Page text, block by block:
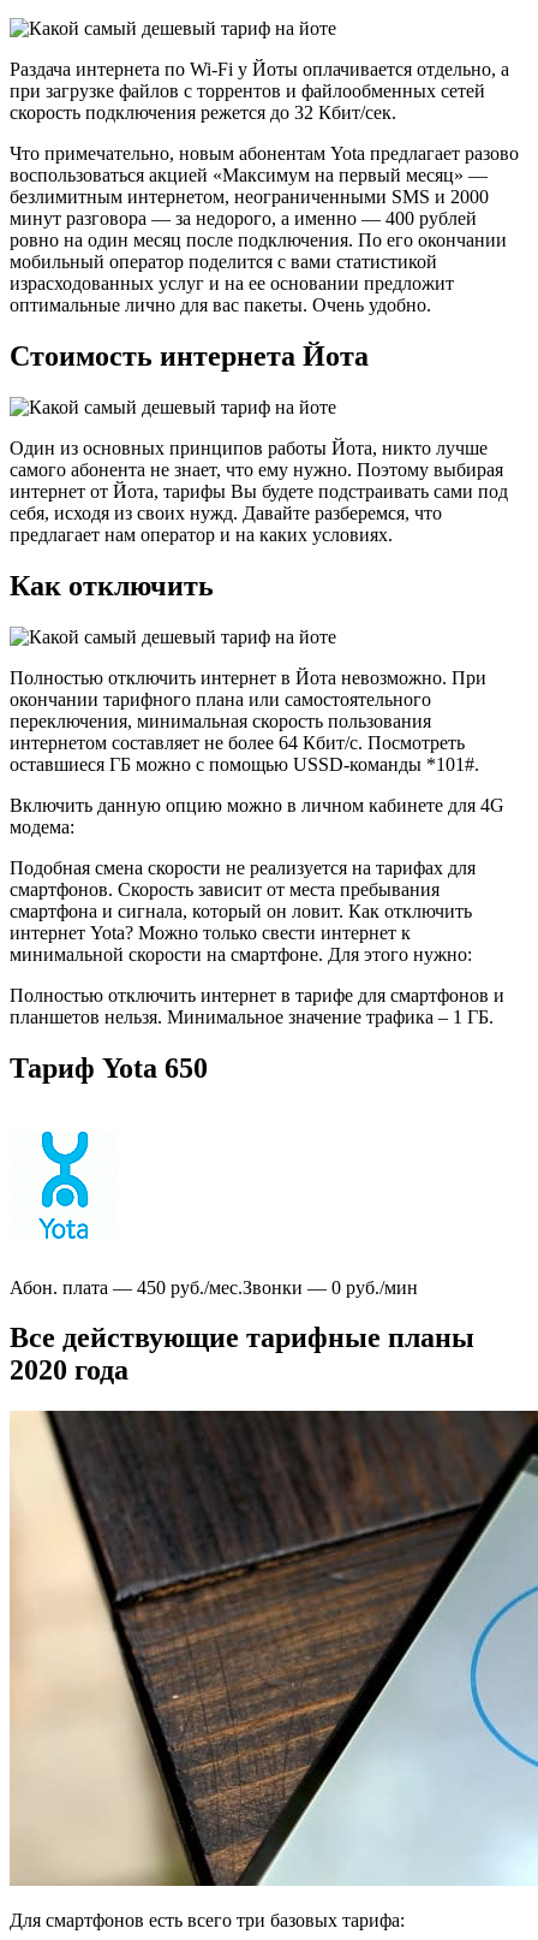
Раздача интернета по Wi-Fi у Йоты оплачивается отдельно, а
при загрузке файлов с торрентов и файлообменных сетей
скорость подключения режется до 32 Кбит/сек.
Что примечательно, новым абонентам Yota предлагает разово
воспользоваться акцией «Максимум на первый месяц» —
безлимитным интернетом, неограниченными SMS и 2000
минут разговора — за недорого, а именно — 400 рублей
ровно на один месяц после подключения. По его окончании
мобильный оператор поделится с вами статистикой
израсходованных услуг и на ее основании предложит
оптимальные лично для вас пакеты. Очень удобно.
Стоимость интернета Йота
Один из основных принципов работы Йота, никто лучше
самого абонента не знает, что ему нужно. Поэтому выбирая
интернет от Йота, тарифы Вы будете подстраивать сами под
себя, исходя из своих нужд. Давайте разберемся, что
предлагает нам оператор и на каких условиях.
Как отключить
Полностью отключить интернет в Йота невозможно. При
окончании тарифного плана или самостоятельного
переключения, минимальная скорость пользования
интернетом составляет не более 64 Кбит/с. Посмотреть
оставшиеся ГБ можно с помощью USSD-команды *101#.
Включить данную опцию можно в личном кабинете для 4G
модема:
Подобная смена скорости не реализуется на тарифах для
смартфонов. Скорость зависит от места пребывания
смартфона и сигнала, который он ловит. Как отключить
интернет Yota? Можно только свести интернет к
минимальной скорости на смартфоне. Для этого нужно:
Полностью отключить интернет в тарифе для смартфонов и
планшетов нельзя. Минимальное значение трафика – 1 ГБ.
Тариф Yota 650
Абон. плата — 450 руб./мес.Звонки — 0 руб./мин
Все действующие тарифные планы
2020 года
Для смартфонов есть всего три базовых тарифа: